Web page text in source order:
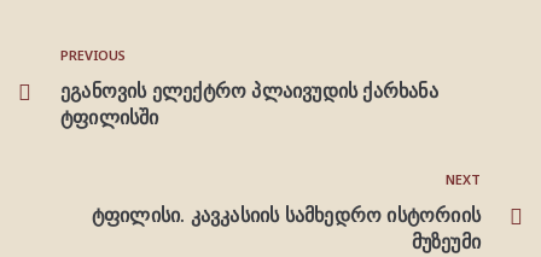
PREVIOUS
ეგანოვის ელექტრო პლაივუდის ქარხანა
ტფილისში
NEXT
ტფილისი. კავკასიის სამხედრო ისტორიის
მუზეუმი